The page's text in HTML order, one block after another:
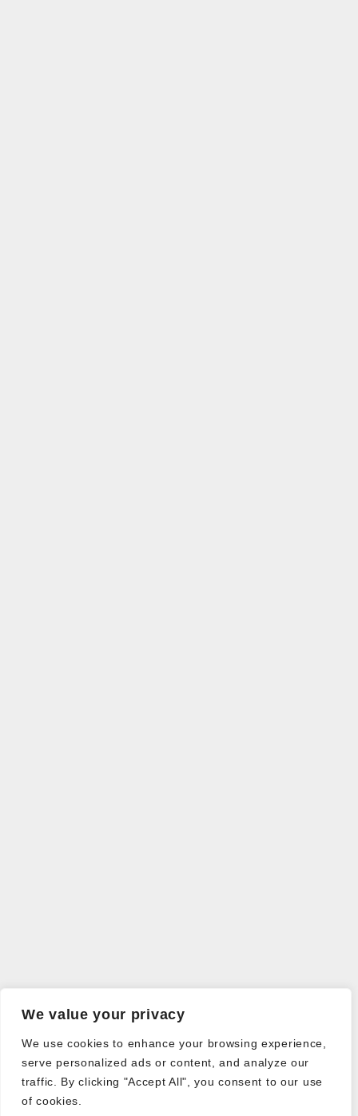
We value your privacy
We use cookies to enhance your browsing experience,
serve personalized ads or content, and analyze our
traffic. By clicking "Accept All", you consent to our use
of cookies.